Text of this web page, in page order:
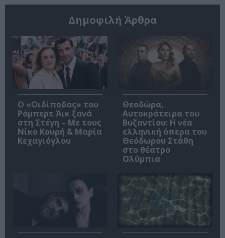
Δημοφιλή Άρθρα
O «Οιδίποδας» του
Ρόμπερτ Άικ ξανά
στη Στέγη – Με τους
Νίκο Κουρή & Μαρία
Κεχαγιόγλου
Θεοδώρα,
Αυτοκράτειρα του
Βυζαντίου: Η νέα
ελληνική όπερα του
Θεόδωρου Στάθη
στο θέατρο
Ολύμπια